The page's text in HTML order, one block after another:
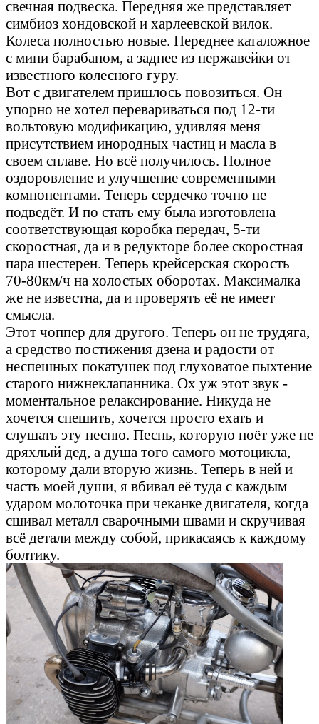
свечная подвеска. Передняя же представляет
симбиоз хондовской и харлеевской вилок.
Колеса полностью новые. Переднее каталожное
с мини барабаном, а заднее из нержавейки от
известного колесного гуру.
Вот с двигателем пришлось повозиться. Он
упорно не хотел перевариваться под 12-ти
вольтовую модификацию, удивляя меня
присутствием инородных частиц и масла в
своем сплаве. Но всё получилось. Полное
оздоровление и улучшение современными
компонентами. Теперь сердечко точно не
подведёт. И по стать ему была изготовлена
соответствующая коробка передач, 5-ти
скоростная, да и в редукторе более скоростная
пара шестерен. Теперь крейсерская скорость
70-80км/ч на холостых оборотах. Максималка
же не известна, да и проверять её не имеет
смысла.
Этот чоппер для другого. Теперь он не трудяга,
а средство постижения дзена и радости от
неспешных покатушек под глуховатое пыхтение
старого нижнеклапанника. Ох уж этот звук -
моментальное релаксирование. Никуда не
хочется спешить, хочется просто ехать и
слушать эту песню. Песнь, которую поёт уже не
дряхлый дед, а душа того самого мотоцикла,
которому дали вторую жизнь. Теперь в ней и
часть моей души, я вбивал её туда с каждым
ударом молоточка при чеканке двигателя, когда
сшивал металл сварочными швами и скручивая
всё детали между собой, прикасаясь к каждому
болтику.